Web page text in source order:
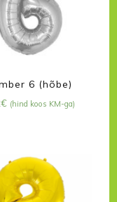
6 (hõbe)
€ (hind koos KM-ga)